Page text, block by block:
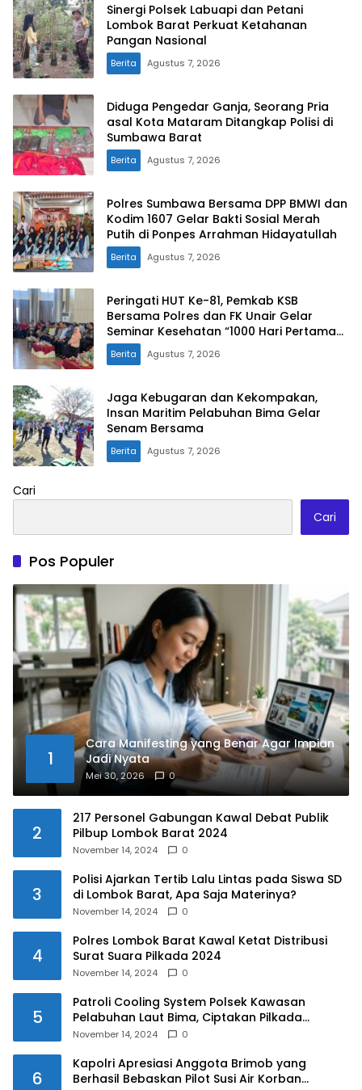
Sinergi Polsek Labuapi dan Petani
Lombok Barat Perkuat Ketahanan
Pangan Nasional
Berita Agustus 7, 2026
Diduga Pengedar Ganja, Seorang Pria
asal Kota Mataram Ditangkap Polisi di
Sumbawa Barat
Berita Agustus 7, 2026
Polres Sumbawa Bersama DPP BMWI dan
Kodim 1607 Gelar Bakti Sosial Merah
Putih di Ponpes Arrahman Hidayatullah
Berita Agustus 7, 2026
Peringati HUT Ke-81, Pemkab KSB
Bersama Polres dan FK Unair Gelar
Seminar Kesehatan “1000 Hari Pertama
Kehidupan”
Berita Agustus 7, 2026
Jaga Kebugaran dan Kekompakan,
Insan Maritim Pelabuhan Bima Gelar
Senam Bersama
Berita Agustus 7, 2026
Cari
Cari
Pos Populer
1
Cara Manifesting yang Benar Agar Impian
Jadi Nyata
Mei 30, 2026 0
2
217 Personel Gabungan Kawal Debat Publik
Pilbup Lombok Barat 2024
November 14, 2024 0
3
Polisi Ajarkan Tertib Lalu Lintas pada Siswa SD
di Lombok Barat, Apa Saja Materinya?
November 14, 2024 0
4
Polres Lombok Barat Kawal Ketat Distribusi
Surat Suara Pilkada 2024
November 14, 2024 0
5
Patroli Cooling System Polsek Kawasan
Pelabuhan Laut Bima, Ciptakan Pilkada
Serentak 2024 yang Aman dan Damai
November 14, 2024 0
6
Kapolri Apresiasi Anggota Brimob yang
Berhasil Bebaskan Pilot Susi Air Korban